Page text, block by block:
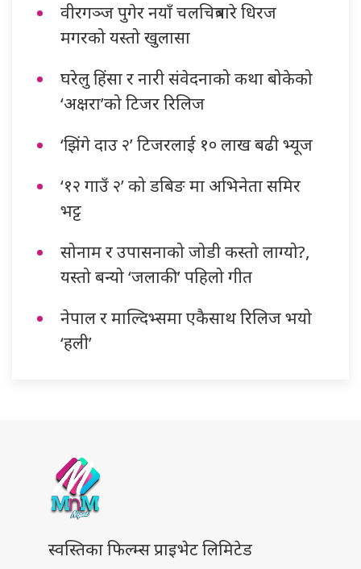
वीरगञ्ज पुगेर नयाँ चलचित्रबारे धिरज
मगरको यस्तो खुलासा
घरेलु हिंसा र नारी संवेदनाको कथा बोकेको
‘अक्षरा’को टिजर रिलिज
‘झिंगे दाउ २’ टिजरलाई १० लाख बढी भ्यूज
‘१२ गाउँ २’ को डबिङ मा अभिनेता समिर
भट्ट
सोनाम र उपासनाको जोडी कस्तो लाग्यो?,
यस्तो बन्यो ‘जलाकी’ पहिलो गीत
नेपाल र माल्दिभ्समा एकैसाथ रिलिज भयो
‘हली’
स्वस्तिका फिल्म्स प्राइभेट लिमिटेड